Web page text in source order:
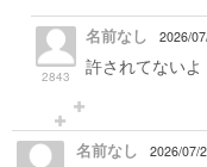
2843
名前なし 2026/
許されてないよ
名前なし 2026/07/